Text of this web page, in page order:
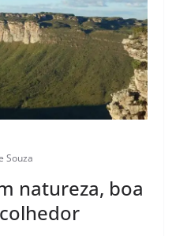
Souza
natureza, boa